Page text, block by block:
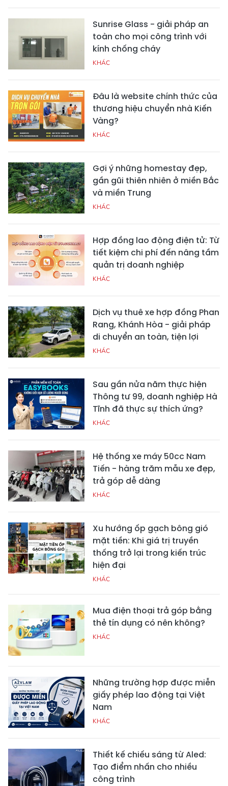
Sunrise Glass - giải pháp an
toàn cho mọi công trình với
kính chống cháy
KHÁC
Đâu là website chính thức của
thương hiệu chuyển nhà Kiến
Vàng?
KHÁC
Gợi ý những homestay đẹp,
gần gũi thiên nhiên ở miền Bắc
và miền Trung
KHÁC
Hợp đồng lao động điện tử: Từ
tiết kiệm chi phí đến nâng tầm
quản trị doanh nghiệp
KHÁC
Dịch vụ thuê xe hợp đồng Phan
Rang, Khánh Hòa - giải pháp
di chuyển an toàn, tiện lợi
KHÁC
Sau gần nửa năm thực hiện
Thông tư 99, doanh nghiệp Hà
Tĩnh đã thực sự thích ứng?
KHÁC
Hệ thống xe máy 50cc Nam
Tiến - hàng trăm mẫu xe đẹp,
trả góp dễ dàng
KHÁC
Xu hướng ốp gạch bông gió
mặt tiền: Khi giá trị truyền
thống trở lại trong kiến trúc
hiện đại
KHÁC
Mua điện thoại trả góp bằng
thẻ tín dụng có nên không?
KHÁC
Những trường hợp được miễn
giấy phép lao động tại Việt
Nam
KHÁC
Thiết kế chiếu sáng từ Aled:
Tạo điểm nhấn cho nhiều
công trình